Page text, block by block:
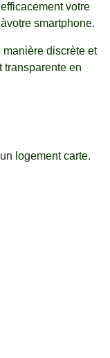
votre
smartphone.
manière discrète et
transparente en
logement carte.